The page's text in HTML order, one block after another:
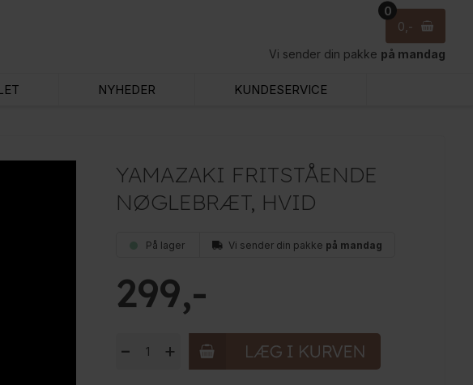
0
0
Vi sender din pakke på mandag
NYHEDER KUNDESERVICE
YAMAZAKI FRITSTÅENDE
NØGLEBRÆT, HVID
På lager Vi sender din pakke på mandag
299
+
-